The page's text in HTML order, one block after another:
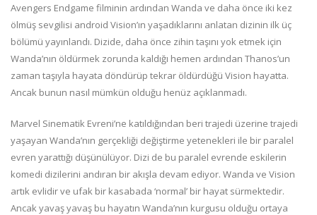
Avengers Endgame filminin ardından Wanda ve daha önce iki kez
ölmüş sevgilisi android Vision’ın yaşadıklarını anlatan dizinin ilk üç
bölümü yayınlandı. Dizide, daha önce zihin taşını yok etmek için
Wanda’nın öldürmek zorunda kaldığı hemen ardından Thanos’un
zaman taşıyla hayata döndürüp tekrar öldürdüğü Vision hayatta.
Ancak bunun nasıl mümkün olduğu henüz açıklanmadı.
Marvel Sinematik Evreni’ne katıldığından beri trajedi üzerine trajedi
yaşayan Wanda’nın gerçekliği değiştirme yetenekleri ile bir paralel
evren yarattığı düşünülüyor. Dizi de bu paralel evrende eskilerin
komedi dizilerini andıran bir akışla devam ediyor. Wanda ve Vision
artık evlidir ve ufak bir kasabada ‘normal’ bir hayat sürmektedir.
Ancak yavaş yavaş bu hayatın Wanda’nın kurgusu olduğu ortaya